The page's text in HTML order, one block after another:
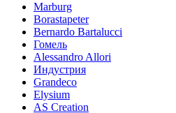
Marburg
Borastapeter
Bernardo Bartalucci
Гомель
Alessandro Allori
Индустрия
Grandeco
Elysium
AS Creation